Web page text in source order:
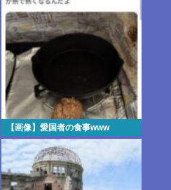
【画像】愛国者の食事www